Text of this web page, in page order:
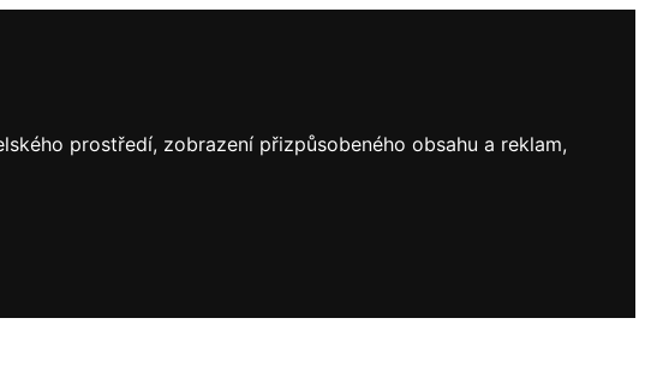
prostředí, zobrazení přizpůsobeného obsahu a reklam,